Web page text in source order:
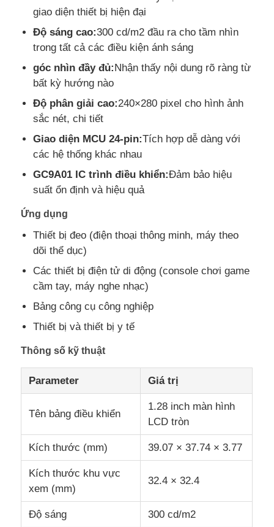
Về Chúng Tôi
Tham quan nhà máy
Kiểm soát chất lượng
Liên hệ với chúng tôi
Tin tức
Các trường hợp
Màn hình LCD TFT
Màn hình IPS LCD
Màn hình cảm ứng LCD TFT
màn hình LCD di động
Màn hình LCD xe hơi
Màn hình LCD hình tròn
giao diện thiết bị hiện đại
Độ sáng cao:300 cd/m2 đầu ra cho tầm nhìn
trong tất cả các điều kiện ánh sáng
góc nhìn đầy đủ:Nhận thấy nội dung rõ ràng từ
bất kỳ hướng nào
Độ phân giải cao:240×280 pixel cho hình ảnh
sắc nét, chi tiết
Giao diện MCU 24-pin:Tích hợp dễ dàng với
các hệ thống khác nhau
GC9A01 IC trình điều khiển:Đảm bảo hiệu
suất ổn định và hiệu quả
Ứng dụng
Thiết bị đeo (điện thoại thông minh, máy theo
dõi thể dục)
Các thiết bị điện tử di động (console chơi game
cầm tay, máy nghe nhạc)
Bảng công cụ công nghiệp
Thiết bị và thiết bị y tế
Thông số kỹ thuật
Parameter Giá trị
Tên bảng điều khiển
1.28 inch màn hình
LCD tròn
Kích thước (mm) 39.07 × 37.74 × 3.77
Kích thước khu vực
xem (mm)
32.4 × 32.4
Độ sáng 300 cd/m2